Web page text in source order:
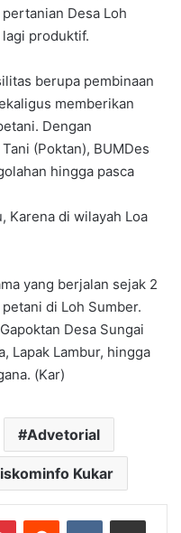
Desa Loh
produktif.
berupa pembinaan
memberikan
Dengan
(Poktan), BUMDes
hingga pasca
Karena di wilayah Loa
yang berjalan sejak 2
di Loh Sumber.
Desa Sungai
Lapak Lambur, hingga
(Kar)
Advetorial
Kukar
PinterestReddit VKontakteShare via Email